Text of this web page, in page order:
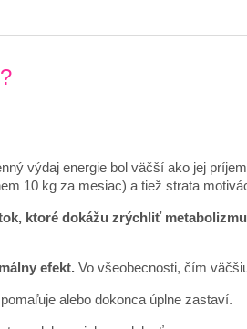
výdaj energie bol väčší ako jej
10 kg za mesiac) a tiež strata
ktoré dokážu zrýchliť
efekt. Vo všeobecnosti, čím
alebo dokonca úplne zastaví.